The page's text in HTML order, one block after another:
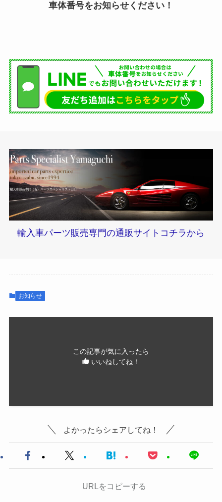
車体番号をお知らせください！
輸入車パーツ販売専門の通販サイトコチラから
お知らせ
この記事が気に入ったら
いいねしてね！
よかったらシェアしてね！
URLをコピーする